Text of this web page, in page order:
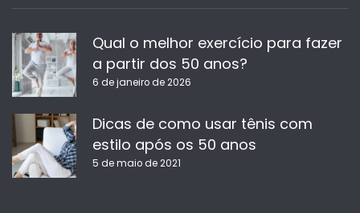
Qual o melhor exercício para fazer
a partir dos 50 anos?
6 de janeiro de 2026
Dicas de como usar tênis com
estilo após os 50 anos
5 de maio de 2021